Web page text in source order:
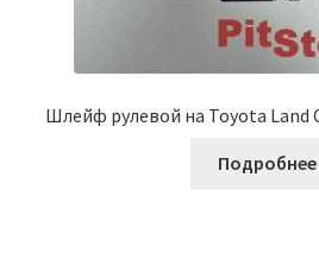
Шлейф рулевой на Toyota Land
Подробнее